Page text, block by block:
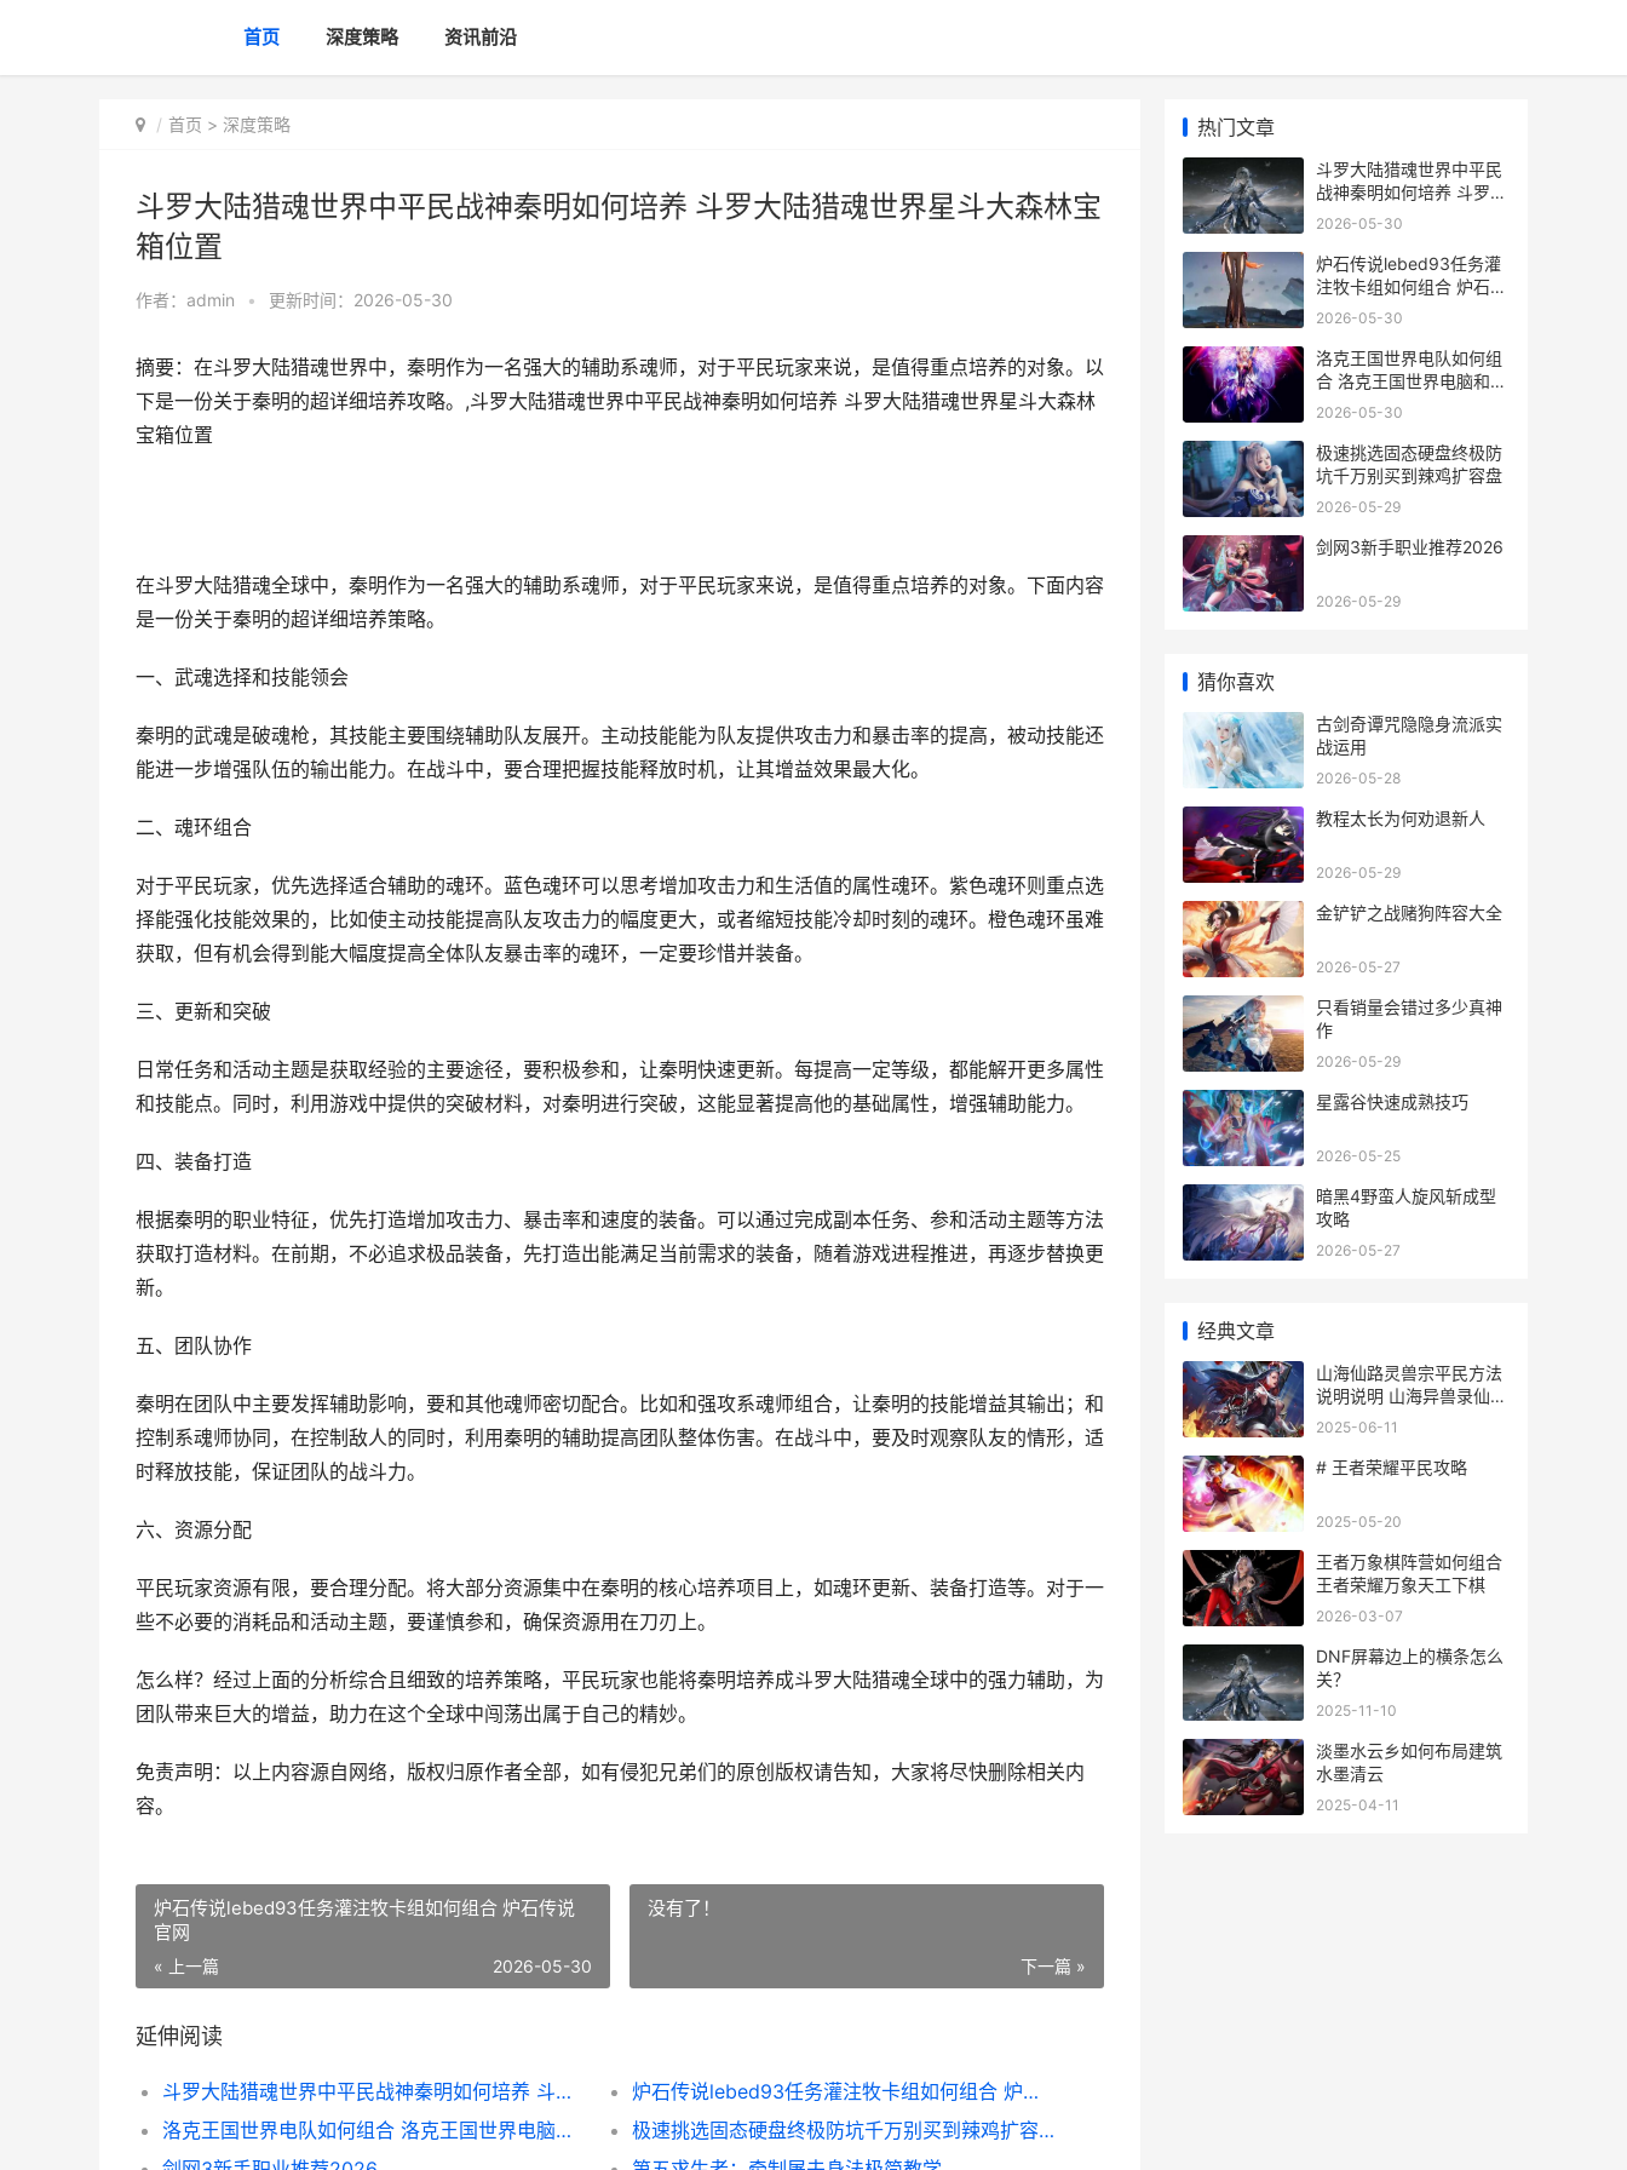
首页 深度策略 资讯前沿
首页 > 深度策略
斗罗大陆猎魂世界中平民战神秦明如何培养 斗罗大陆猎魂世界星斗大森林宝
箱位置
作者： admin • 更新时间：2026-05-30
摘要：在斗罗大陆猎魂世界中，秦明作为一名强大的辅助系魂师，对于平民玩家来说，是值得重点培养的对象。以
下是一份关于秦明的超详细培养攻略。,斗罗大陆猎魂世界中平民战神秦明如何培养 斗罗大陆猎魂世界星斗大森林
宝箱位置
在斗罗大陆猎魂全球中，秦明作为一名强大的辅助系魂师，对于平民玩家来说，是值得重点培养的对象。下面内容
是一份关于秦明的超详细培养策略。
一、武魂选择和技能领会
秦明的武魂是破魂枪，其技能主要围绕辅助队友展开。主动技能能为队友提供攻击力和暴击率的提高，被动技能还
能进一步增强队伍的输出能力。在战斗中，要合理把握技能释放时机，让其增益效果最大化。
二、魂环组合
对于平民玩家，优先选择适合辅助的魂环。蓝色魂环可以思考增加攻击力和生活值的属性魂环。紫色魂环则重点选
择能强化技能效果的，比如使主动技能提高队友攻击力的幅度更大，或者缩短技能冷却时刻的魂环。橙色魂环虽难
获取，但有机会得到能大幅度提高全体队友暴击率的魂环，一定要珍惜并装备。
三、更新和突破
日常任务和活动主题是获取经验的主要途径，要积极参和，让秦明快速更新。每提高一定等级，都能解开更多属性
和技能点。同时，利用游戏中提供的突破材料，对秦明进行突破，这能显著提高他的基础属性，增强辅助能力。
四、装备打造
根据秦明的职业特征，优先打造增加攻击力、暴击率和速度的装备。可以通过完成副本任务、参和活动主题等方法
获取打造材料。在前期，不必追求极品装备，先打造出能满足当前需求的装备，随着游戏进程推进，再逐步替换更
新。
五、团队协作
秦明在团队中主要发挥辅助影响，要和其他魂师密切配合。比如和强攻系魂师组合，让秦明的技能增益其输出；和
控制系魂师协同，在控制敌人的同时，利用秦明的辅助提高团队整体伤害。在战斗中，要及时观察队友的情形，适
时释放技能，保证团队的战斗力。
六、资源分配
平民玩家资源有限，要合理分配。将大部分资源集中在秦明的核心培养项目上，如魂环更新、装备打造等。对于一
些不必要的消耗品和活动主题，要谨慎参和，确保资源用在刀刃上。
怎么样？经过上面的分析综合且细致的培养策略，平民玩家也能将秦明培养成斗罗大陆猎魂全球中的强力辅助，为
团队带来巨大的增益，助力在这个全球中闯荡出属于自己的精妙。
免责声明：以上内容源自网络，版权归原作者全部，如有侵犯兄弟们的原创版权请告知，大家将尽快删除相关内
容。
炉石传说lebed93任务灌注牧卡组如何组合 炉石传说
官网
« 上一篇 2026-05-30
没有了！
下一篇 »
延伸阅读
斗罗大陆猎魂世界中平民战神秦明如何培养 斗罗大陆猎魂世界星斗大森林宝箱位置
炉石传说lebed93任务灌注牧卡组如何组合 炉石传说官网
洛克王国世界电队如何组合 洛克王国世界电脑和手机能联机吗
极速挑选固态硬盘终极防坑千万别买到辣鸡扩容盘
热门文章
斗罗大陆猎魂世界中平民
战神秦明如何培养 斗罗大
陆猎魂世界星斗大森林宝
2026-05-30
炉石传说lebed93任务灌
注牧卡组如何组合 炉石传
说官网
2026-05-30
洛克王国世界电队如何组
合 洛克王国世界电脑和手
机能联机吗
2026-05-30
极速挑选固态硬盘终极防
坑千万别买到辣鸡扩容盘
2026-05-29
剑网3新手职业推荐2026
2026-05-29
猜你喜欢
古剑奇谭咒隐隐身流派实
战运用
2026-05-28
教程太长为何劝退新人
2026-05-29
金铲铲之战赌狗阵容大全
2026-05-27
只看销量会错过多少真神
作
2026-05-29
星露谷快速成熟技巧
2026-05-25
暗黑4野蛮人旋风斩成型
攻略
2026-05-27
经典文章
山海仙路灵兽宗平民方法
说明说明 山海异兽录仙魔
神殿
2025-06-11
# 王者荣耀平民攻略
2025-05-20
王者万象棋阵营如何组合
王者荣耀万象天工下棋
2026-03-07
DNF屏幕边上的横条怎么
关？
2025-11-10
淡墨水云乡如何布局建筑
水墨清云
2025-04-11